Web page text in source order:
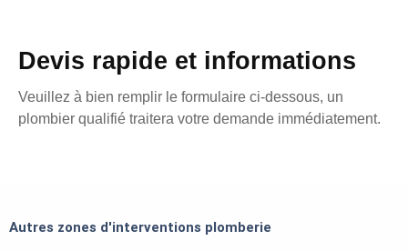
Devis rapide et informations
Veuillez à bien remplir le formulaire ci-dessous, un
plombier qualifié traitera votre demande immédiatement.
Autres zones d'interventions plomberie